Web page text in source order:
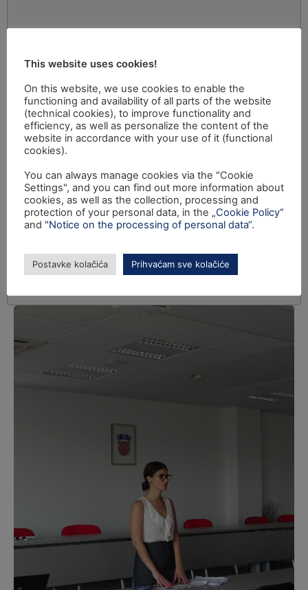
This website uses cookies!
On this website, we use cookies to enable the
functioning and availability of all parts of the website
(technical cookies), to improve functionality and
efficiency, as well as personalize the content of the
website in accordance with your use of it (functional
cookies).
You can always manage cookies via the "Cookie
Settings", and you can find out more information about
cookies, as well as the collection, processing and
protection of your personal data, in the „Cookie Policy“
and "Notice on the processing of personal data“.
Postavke kolačića Prihvaćam sve kolačiće